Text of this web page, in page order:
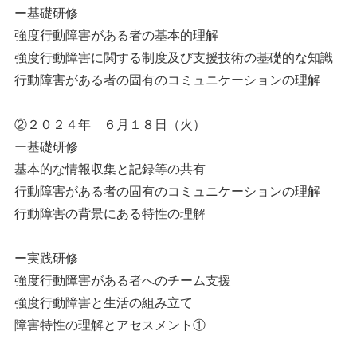
ー基礎研修
強度行動障害がある者の基本的理解
強度行動障害に関する制度及び支援技術の基礎的な知識
行動障害がある者の固有のコミュニケーションの理解
②２０２４年 ６月１８日（火）
ー基礎研修
基本的な情報収集と記録等の共有
行動障害がある者の固有のコミュニケーションの理解
行動障害の背景にある特性の理解
ー実践研修
強度行動障害がある者へのチーム支援
強度行動障害と生活の組み立て
障害特性の理解とアセスメント①